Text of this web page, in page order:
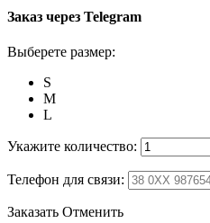
Заказ через Telegram
Выберете размер:
S
M
L
Укажите количество:
Телефон для связи:
Заказать Отменить